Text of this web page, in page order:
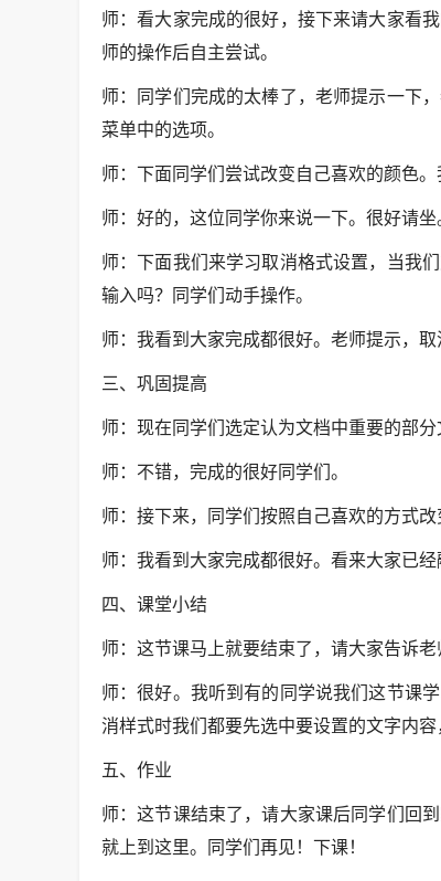
师：看大家完成的很好，接下来请大家看
师的操作后自主尝试。
师：同学们完成的太棒了，老师提示一下
菜单中的选项。
师：下面同学们尝试改变自己喜欢的颜色
师：好的，这位同学你来说一下。很好请坐
师：下面我们来学习取消格式设置，当我
输入吗？同学们动手操作。
师：我看到大家完成都很好。老师提示，
三、巩固提高
师：现在同学们选定认为文档中重要的部
师：不错，完成的很好同学们。
师：接下来，同学们按照自己喜欢的方式
师：我看到大家完成都很好。看来大家已经
四、课堂小结
师：这节课马上就要结束了，请大家告诉
师：很好。我听到有的同学说我们这节课
消样式时我们都要先选中要设置的文字内
五、作业
师：这节课结束了，请大家课后同学们回
就上到这里。同学们再见！下课！